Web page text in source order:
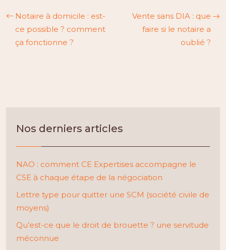
Notaire à domicile : est-
ce possible ? comment
ça fonctionne ?
Vente sans DIA : que
faire si le notaire a
oublié ?
Nos derniers articles
NAO : comment CE Expertises accompagne le
CSE à chaque étape de la négociation
Lettre type pour quitter une SCM (société civile de
moyens)
Qu’est-ce que le droit de brouette ? une servitude
méconnue